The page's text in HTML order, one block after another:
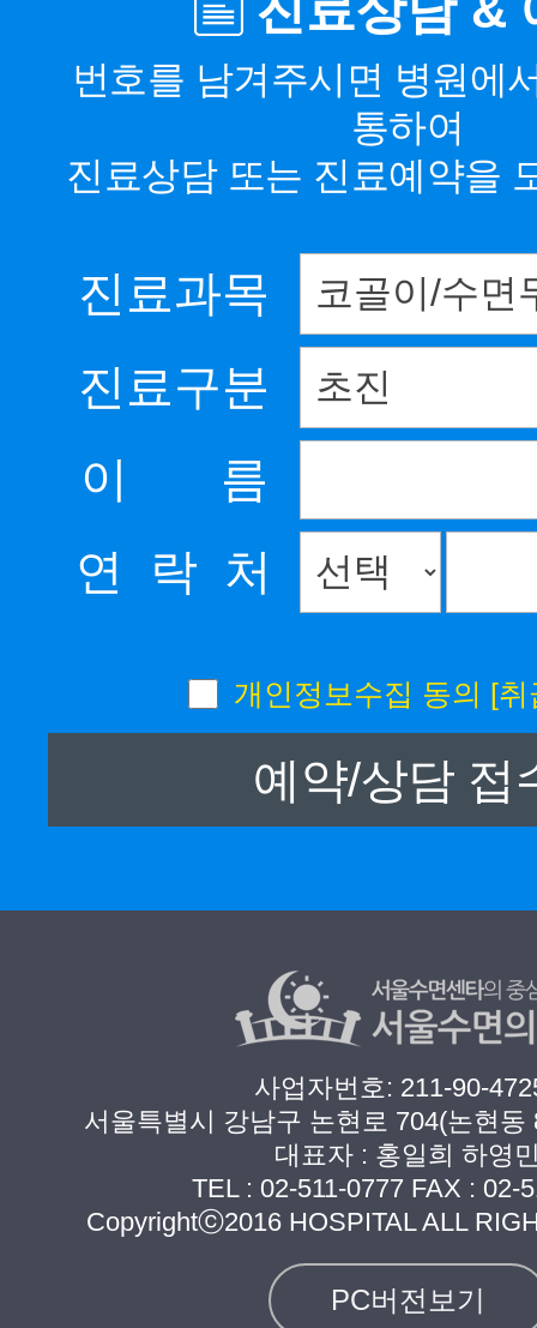
번호를 남겨주시면 병원에
통하여
진료상담 또는 진료예약을
진료과목
진료구분
이 름
연 락 처
개인정보수집 동의 [취
사업자번호: 211-90-
서울특별시 강남구 논현로 704(논현동
대표자 : 홍일희 하영
TEL : 02-511-0777 FAX : 02-
Copyrightⓒ2016 HOSPITAL ALL
PC버전보기